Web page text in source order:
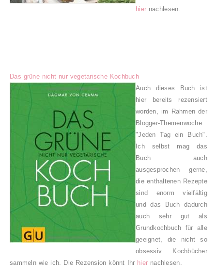
hier nachlesen.
Das grüne nicht nur vegetarische Kochbuch
Auch dieses Buch ist
hier bereits rezensiert
worden, im Rahmen der
Blogger-Themenwoche
"Jeden Tag ein Buch".
Ich selbst mag das
Buch auch
ausgesprochen gerne,
die enthaltenen Rezepte
sind enorm vielfältig
und das Buch dadurch
auch sehr gut als
Grundkochbuch für alle
geeignet, die nicht so
obsessiv Kochbücher
sammeln wie ich. Die Rezension könnt Ihr hier nachlesen.